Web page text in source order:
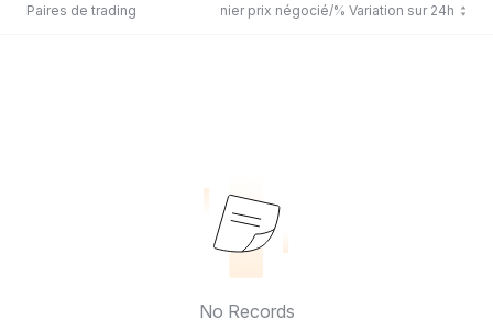
Paires de trading Dernier prix négocié/% Variation sur 24h
No Records